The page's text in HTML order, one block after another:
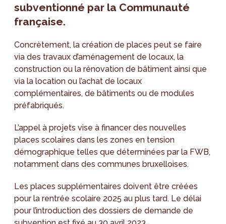
subventionné par la Communauté
française.
Concrètement, la création de places peut se faire
via des travaux d’aménagement de locaux, la
construction ou la rénovation de bâtiment ainsi que
via la location ou l’achat de locaux
complémentaires, de bâtiments ou de modules
préfabriqués.
L’appel à projets vise à financer des nouvelles
places scolaires dans les zones en tension
démographique telles que déterminées par la FWB,
notamment dans des communes bruxelloises.
Les places supplémentaires doivent être créées
pour la rentrée scolaire 2025 au plus tard. Le délai
pour l’introduction des dossiers de demande de